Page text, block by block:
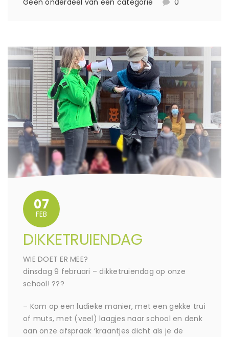
07
FEB
DIKKETRUIENDAG
WIE DOET ER MEE?
dinsdag 9 februari – dikketruiendag op onze
school! ???
– Kom op een ludieke manier, met een gekke trui
of muts, met (veel) laagjes naar school en denk
aan onze afspraak ‘kraantjes dicht als je de